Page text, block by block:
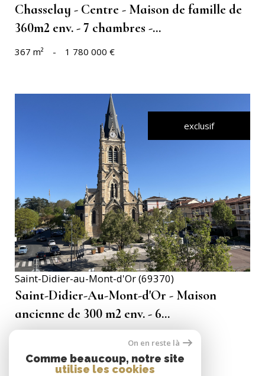
Chasselay - Centre - Maison de famille de
360m2 env. - 7 chambres -...
367 m² - 1 780 000 €
exclusif
VOIR LE BIEN
Saint-Didier-au-Mont-d'Or (69370)
Saint-Didier-Au-Mont-d'Or - Maison
ancienne de 300 m2 env. - 6...
On en reste là
Comme beaucoup, notre site
utilise les cookies